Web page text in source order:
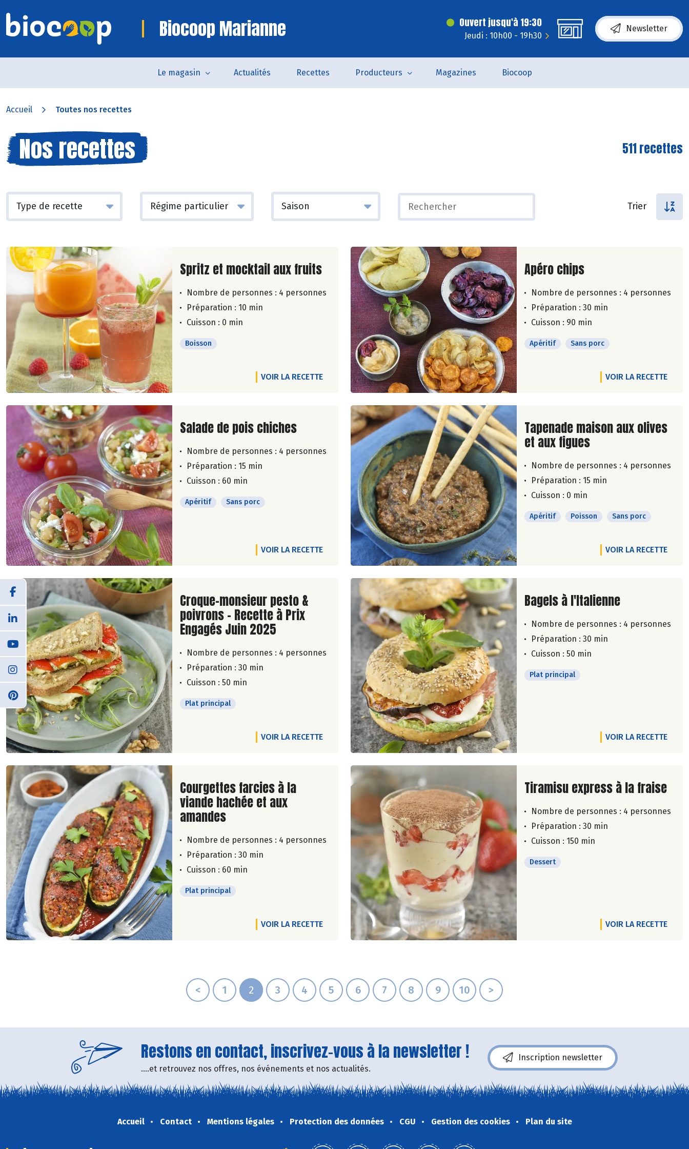
Biocoop Marianne Ouvert jusqu'à 19:30
Jeudi : 10h00 - 19h30
Newsletter
Le magasin Actualités Recettes Producteurs Magazines Biocoop
Accueil Toutes nos recettes
Nos recettes 511 recettes
Trier
Lire la suite de la recette
Spritz et mocktail aux fruits
Nombre de personnes : 4 personnes
Préparation : 10 min
Cuisson : 0 min
Boisson
VOIR LA RECETTE
Lire la suite de la recette
Apéro chips
Nombre de personnes : 4 personnes
Préparation : 30 min
Cuisson : 90 min
Apéritif Sans porc
VOIR LA RECETTE
Lire la suite de la recette
Salade de pois chiches
Nombre de personnes : 4 personnes
Préparation : 15 min
Cuisson : 60 min
Apéritif Sans porc
VOIR LA RECETTE
Lire la suite de la recette
Tapenade maison aux olives
et aux figues
Nombre de personnes : 4 personnes
Préparation : 15 min
Cuisson : 0 min
Apéritif Poisson Sans porc
VOIR LA RECETTE
Lire la suite de la recette
Croque-monsieur pesto &
poivrons - Recette à Prix
Engagés Juin 2025
Nombre de personnes : 4 personnes
Préparation : 30 min
Cuisson : 50 min
Plat principal
VOIR LA RECETTE
Lire la suite de la recette
Bagels à l'Italienne
Nombre de personnes : 4 personnes
Préparation : 30 min
Cuisson : 50 min
Plat principal
VOIR LA RECETTE
Lire la suite de la recette
Courgettes farcies à la
viande hachée et aux
amandes
Nombre de personnes : 4 personnes
Préparation : 30 min
Cuisson : 60 min
Plat principal
VOIR LA RECETTE
Lire la suite de la recette
Tiramisu express à la fraise
Nombre de personnes : 4 personnes
Préparation : 30 min
Cuisson : 150 min
Dessert
VOIR LA RECETTE
< 1 2 3 4 5 6 7 8 9 10 >
Restons en contact, inscrivez-vous à la newsletter !
....et retrouvez nos offres, nos événements et nos actualités.
Inscription newsletter
Accueil Contact Mentions légales Protection des données CGU Gestion des cookies Plan du site